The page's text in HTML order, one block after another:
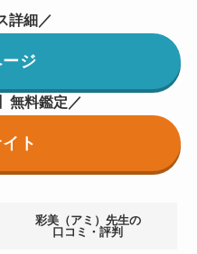
詳細／
ジ
無料鑑定／
ト
彩美（アミ）先生の
口コミ・評判